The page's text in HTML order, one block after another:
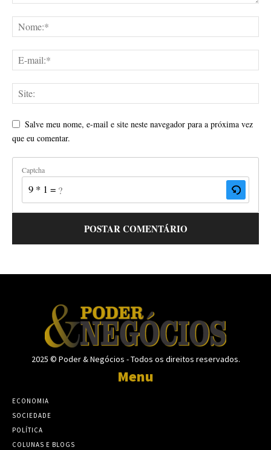
Salve meu nome, e-mail e site neste navegador para a próxima vez
que eu comentar.
Captcha
9 * 1 = ?
2025 © Poder & Negócios - Todos os direitos reservados.
Menu
ECONOMIA
SOCIEDADE
POLÍTICA
COLUNAS E BLOGS